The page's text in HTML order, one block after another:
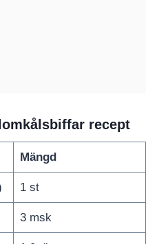
recept
Mängd
1 st
3 msk